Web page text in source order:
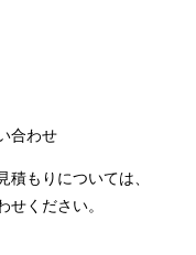
合わせ
積もりについては、
せください。